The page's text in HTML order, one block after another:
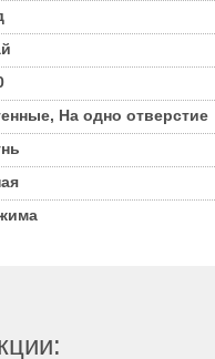
На одно отверстие